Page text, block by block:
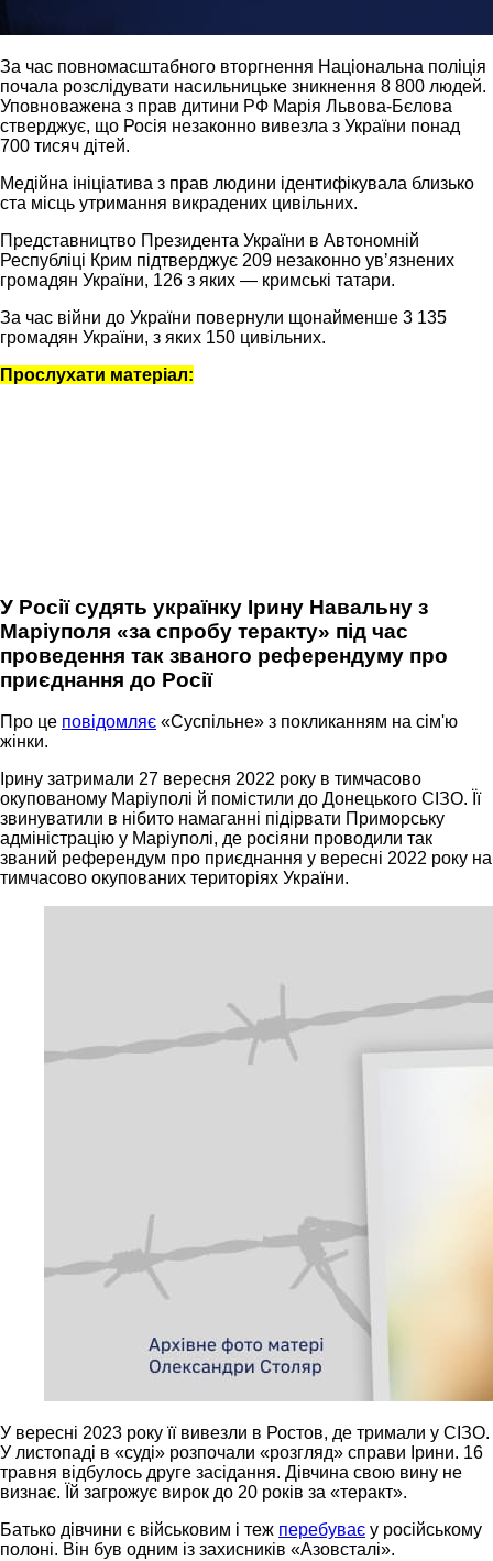
За час повномасштабного вторгнення Національна поліція
почала розслідувати насильницьке зникнення 8 800 людей.
Уповноважена з прав дитини РФ Марія Львова-Бєлова
стверджує, що Росія незаконно вивезла з України понад
700 тисяч дітей.
Медійна ініціатива з прав людини ідентифікувала близько
ста місць утримання викрадених цивільних.
Представництво Президента України в Автономній
Республіці Крим підтверджує 209 незаконно увʼязнених
громадян України, 126 з яких — кримські татари.
За час війни до України повернули щонайменше 3 135
громадян України, з яких 150 цивільних.
Прослухати матеріал:
У Росії судять українку Ірину Навальну з
Маріуполя «за спробу теракту» під час
проведення так званого референдуму про
приєднання до Росії
Про це повідомляє «Суспільне» з покликанням на сім'ю
жінки.
Ірину затримали 27 вересня 2022 року в тимчасово
окупованому Маріуполі й помістили до Донецького СІЗО. Її
звинуватили в нібито намаганні підірвати Приморську
адміністрацію у Маріуполі, де росіяни проводили так
званий референдум про приєднання у вересні 2022 року на
тимчасово окупованих територіях України.
У вересні 2023 року її вивезли в Ростов, де тримали у СІЗО.
У листопаді в «суді» розпочали «розгляд» справи Ірини. 16
травня відбулось друге засідання. Дівчина свою вину не
визнає. Їй загрожує вирок до 20 років за «теракт».
Батько дівчини є військовим і теж перебуває у російському
полоні. Він був одним із захисників «Азовсталі».